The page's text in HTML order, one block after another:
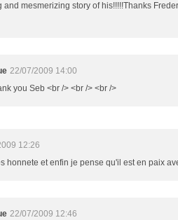
and mesmerizing story of his!!!!!Thanks
22/07/2009 14:00
you Seb <br /> <br /> <br />
12:26
honnete et enfin je pense qu'il est en paix
22/07/2009 12:46